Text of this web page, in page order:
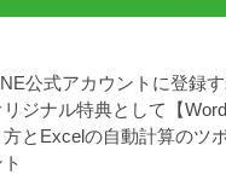
公式アカウントに登録
リジナル特典として【
方とExcelの自動計算のツ